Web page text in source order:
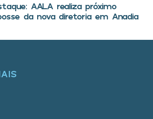
AALA realiza próximo
da nova diretoria em Anadia